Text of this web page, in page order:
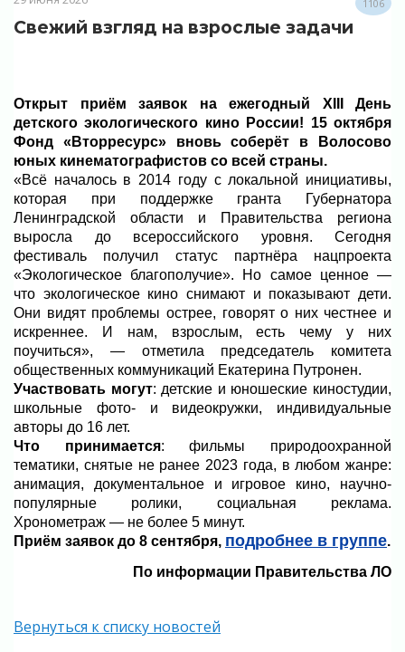
1106
Свежий взгляд на взрослые задачи
Открыт приём заявок на ежегодный XIII День
детского экологического кино России! 15 октября
Фонд «Вторресурс» вновь соберёт в Волосово
юных кинематографистов со всей страны.
«Всё началось в 2014 году с локальной инициативы,
которая при поддержке гранта Губернатора
Ленинградской области и Правительства региона
выросла до всероссийского уровня. Сегодня
фестиваль получил статус партнёра нацпроекта
«Экологическое благополучие». Но самое ценное —
что экологическое кино снимают и показывают дети.
Они видят проблемы острее, говорят о них честнее и
искреннее. И нам, взрослым, есть чему у них
поучиться», — отметила председатель комитета
общественных коммуникаций Екатерина Путронен.
Участвовать могут: детские и юношеские киностудии,
школьные фото- и видеокружки, индивидуальные
авторы до 16 лет.
Что принимается: фильмы природоохранной
тематики, снятые не ранее 2023 года, в любом жанре:
анимация, документальное и игровое кино, научно-
популярные ролики, социальная реклама.
Хронометраж — не более 5 минут.
Приём заявок до 8 сентября, подробнее в группе.
По информации Правительства ЛО
Вернуться к списку новостей